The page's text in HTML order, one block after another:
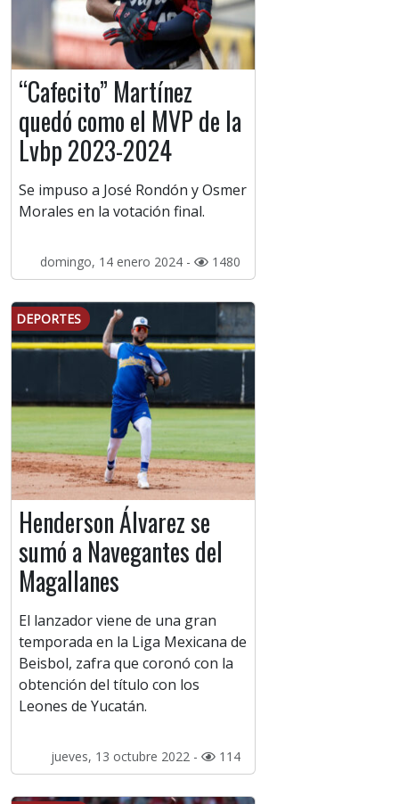
“Cafecito” Martínez
quedó como el MVP de la
Lvbp 2023-2024
Se impuso a José Rondón y Osmer
Morales en la votación final.
domingo, 14 enero 2024 - 1480
DEPORTES
Henderson Álvarez se
sumó a Navegantes del
Magallanes
El lanzador viene de una gran
temporada en la Liga Mexicana de
Beisbol, zafra que coronó con la
obtención del título con los
Leones de Yucatán.
jueves, 13 octubre 2022 - 114